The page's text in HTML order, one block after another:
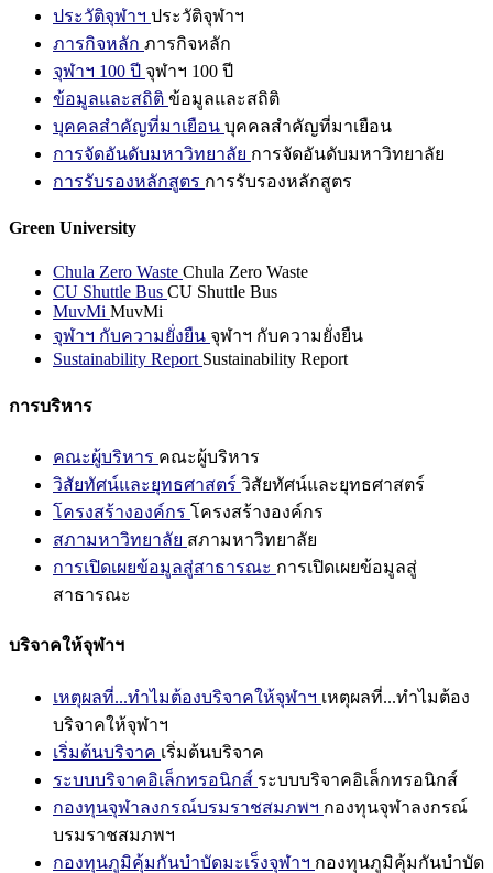
ประวัติจุฬาฯ ประวัติจุฬาฯ
ภารกิจหลัก ภารกิจหลัก
จุฬาฯ 100 ปี จุฬาฯ 100 ปี
ข้อมูลและสถิติ ข้อมูลและสถิติ
บุคคลสำคัญที่มาเยือน บุคคลสำคัญที่มาเยือน
การจัดอันดับมหาวิทยาลัย การจัดอันดับมหาวิทยาลัย
การรับรองหลักสูตร การรับรองหลักสูตร
Green University
Chula Zero Waste Chula Zero Waste
CU Shuttle Bus CU Shuttle Bus
MuvMi MuvMi
จุฬาฯ กับความยั่งยืน จุฬาฯ กับความยั่งยืน
Sustainability Report Sustainability Report
การบริหาร
คณะผู้บริหาร คณะผู้บริหาร
วิสัยทัศน์และยุทธศาสตร์ วิสัยทัศน์และยุทธศาสตร์
โครงสร้างองค์กร โครงสร้างองค์กร
สภามหาวิทยาลัย สภามหาวิทยาลัย
การเปิดเผยข้อมูลสู่สาธารณะ การเปิดเผยข้อมูลสู่
สาธารณะ
บริจาคให้จุฬาฯ
เหตุผลที่...ทำไมต้องบริจาคให้จุฬาฯ เหตุผลที่...ทำไมต้อง
บริจาคให้จุฬาฯ
เริ่มต้นบริจาค เริ่มต้นบริจาค
ระบบบริจาคอิเล็กทรอนิกส์ ระบบบริจาคอิเล็กทรอนิกส์
กองทุนจุฬาลงกรณ์บรมราชสมภพฯ กองทุนจุฬาลงกรณ์
บรมราชสมภพฯ
กองทุนภูมิคุ้มกันบำบัดมะเร็งจุฬาฯ กองทุนภูมิคุ้มกันบำบัด